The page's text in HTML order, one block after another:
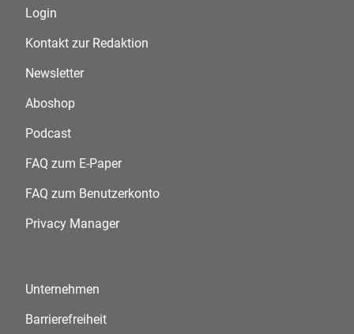
Login
Kontakt zur Redaktion
Newsletter
Aboshop
Podcast
FAQ zum E-Paper
FAQ zum Benutzerkonto
Privacy Manager
Unternehmen
Barrierefreiheit